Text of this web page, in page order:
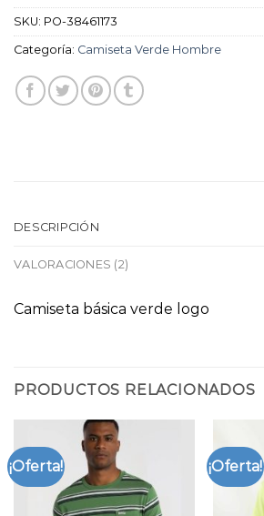
SKU: PO-38461173
Categoría: Camiseta Verde Hombre
DESCRIPCIÓN
VALORACIONES (2)
Camiseta básica verde logo
PRODUCTOS RELACIONADOS
¡Oferta! ¡Oferta!